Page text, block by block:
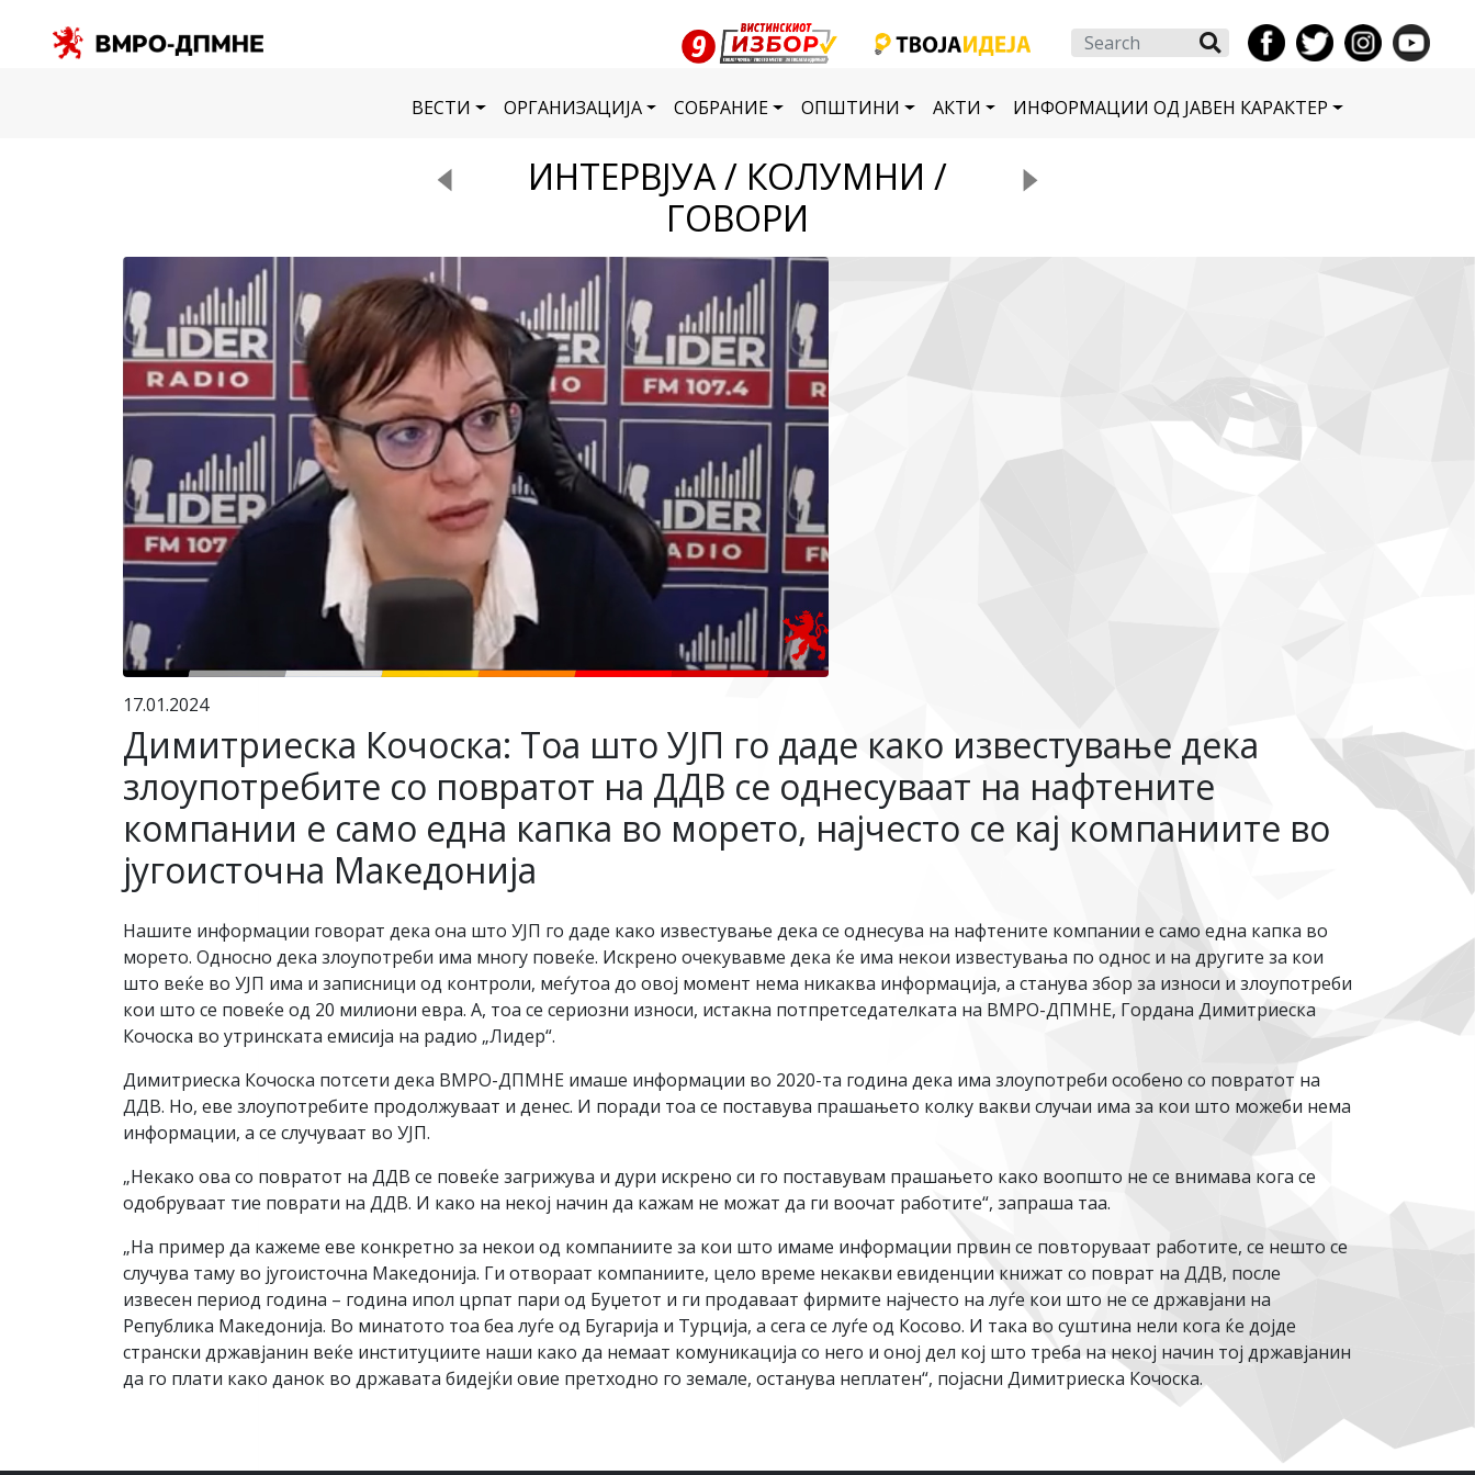
Search
ВЕСТИ ОРГАНИЗАЦИЈА СОБРАНИЕ ОПШТИНИ АКТИ ИНФОРМАЦИИ ОД ЈАВЕН КАРАКТЕР
ИНТЕРВЈУА / КОЛУМНИ /
ГОВОРИ
17.01.2024
Димитриеска Кочоска: Тоа што УЈП го даде како известување дека
злоупотребите со повратот на ДДВ се однесуваат на нафтените
компании е само една капка во морето, најчесто се кај компаниите во
југоисточна Македонија
Нашите информации говорат дека она што УЈП го даде како известување дека се однесува на нафтените компании е само една капка во
морето. Односно дека злоупотреби има многу повеќе. Искрено очекувавме дека ќе има некои известувања по однос и на другите за кои
што веќе во УЈП има и записници од контроли, меѓутоа до овој момент нема никаква информација, а станува збор за износи и злоупотреби
кои што се повеќе од 20 милиони евра. А, тоа се сериозни износи, истакна потпретседателката на ВМРО-ДПМНЕ, Гордана Димитриеска
Кочоска во утринската емисија на радио „Лидер“.
Димитриеска Кочоска потсети дека ВМРО-ДПМНЕ имаше информации во 2020-та година дека има злоупотреби особено со повратот на
ДДВ. Но, еве злоупотребите продолжуваат и денес. И поради тоа се поставува прашањето колку вакви случаи има за кои што можеби нема
информации, а се случуваат во УЈП.
„Некако ова со повратот на ДДВ се повеќе загрижува и дури искрено си го поставувам прашањето како воопшто не се внимава кога се
одобруваат тие поврати на ДДВ. И како на некој начин да кажам не можат да ги воочат работите“, запраша таа.
„На пример да кажеме еве конкретно за некои од компаниите за кои што имаме информации првин се повторуваат работите, се нешто се
случува таму во југоисточна Македонија. Ги отвораат компаниите, цело време некакви евиденции книжат со поврат на ДДВ, после
извесен период година – година ипол црпат пари од Буџетот и ги продаваат фирмите најчесто на луѓе кои што не се државјани на
Република Македонија. Во минатото тоа беа луѓе од Бугарија и Турција, а сега се луѓе од Косово. И така во суштина нели кога ќе дојде
странски државјанин веќе институциите наши како да немаат комуникација со него и оној дел кој што треба на некој начин тој државјанин
да го плати како данок во државата бидејќи овие претходно го земале, останува неплатен“, појасни Димитриеска Кочоска.